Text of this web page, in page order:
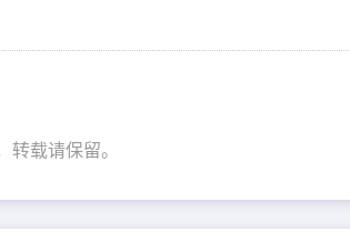
载请保留。